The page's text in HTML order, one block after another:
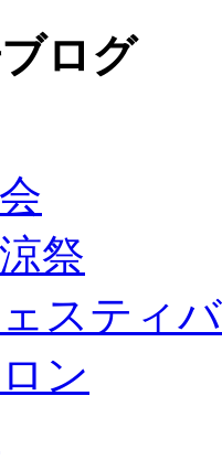
ログ
祭
スティ
ン